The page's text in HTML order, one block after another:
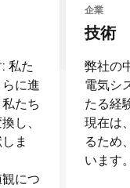
私た
に進
たち
し、
ま
につ
企業
技術
弊社の
電気シ
たる経
現在は
るため
います